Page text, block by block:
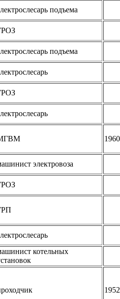
подъема
подъема
1960
электровоза
котельных
1952